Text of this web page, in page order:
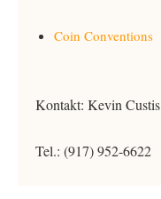
Coin Conventions
Kontakt: Kevin Custis
Tel.: (917) 952-6622